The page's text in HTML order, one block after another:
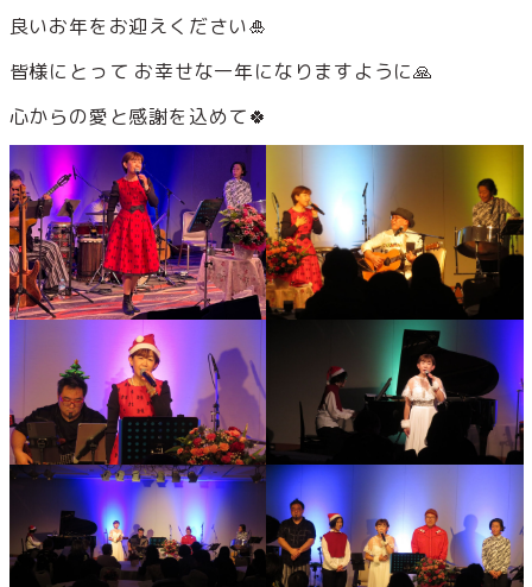
良いお年をお迎えください🎍
皆様にとって お幸せな一年になりますように🙏
心からの愛と感謝を込めて🍀